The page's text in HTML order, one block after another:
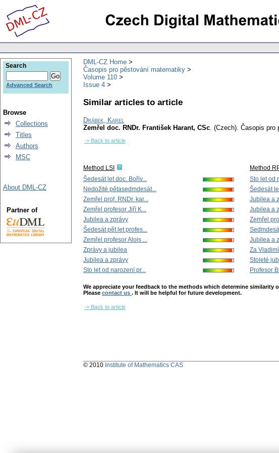
DML-CZ Home
Časopis pro pěstování matematiky
Volume 110
Issue 4
Similar articles to article
Drábek, Karel
Zemřel doc. RNDr. František Harant, CSc. (Czech). Časopis pro
-> Back to article
Method LSI
Šedesát let doc. Bořiv...
Nedožité pětasedmdesát...
Zemřel prof. RNDr. kar...
Zemřel profesor Jiří K...
Jubilea a zprávy
Šedesát pět let profes...
Zemřel profesor Alois ...
Zprávy a jubilea
Jubilea a zprávy
Sto let od narození pr...
Method
Sto let od
Šedesát
Jubilea a
Jubilea a
Zemřel
Jubilea a
Za
Stoleté
Profesor
We appreciate your feedback to the methods which determine similarity
Please contact us . It will be helpful for future development.
-> Back to article
Search
Advanced Search
Browse
Collections
Titles
Authors
MSC
About DML-CZ
Partner of
© 2010 Institute of Mathematics CAS